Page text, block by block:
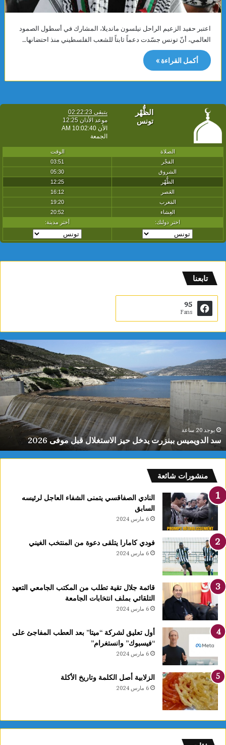
اعتبر حفيد الزعيم الراحل نيلسون مانديلا، المشارك في أسطول الصمود
العالمي، أنّ تونس جسّدت دعماً ثابتاً للشعب الفلسطيني منذ احتضانها…
أكمل القراءة »
تابعنا
95
Fans
ا
ل
و
س
ب
ب
ر
ت
خ
ل
ا
ت
ل
يوجد 20 ساعة
سد الدويميس ببنزرت يدخل حيز الاستغلال قبل موفى 2026
منشورات شائعة
النادي الصفاقسي يتمنى الشفاء العاجل لرئيسه
السابق
6 مارس 2024
فودي كامارا يتلقى دعوة من المنتخب الغيني
6 مارس 2024
قائمة جلال تقية تطلب من المكتب الجامعي التعهد
التلقائي بملف انتخابات الجامعة
6 مارس 2024
أول تعليق لشركة “ميتا” بعد العطب المفاجئ على
“فيسبوك” وانستغرام”
6 مارس 2024
الزلابية أصل الكلمة وتاريخ الأكلة
6 مارس 2024